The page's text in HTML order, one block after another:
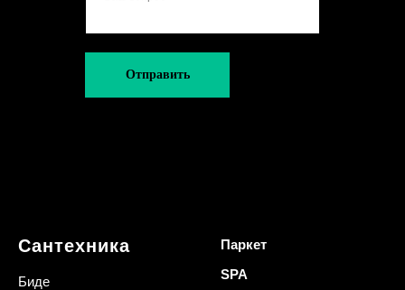
Отправить
Сантехника
Биде
Паркет
SPA